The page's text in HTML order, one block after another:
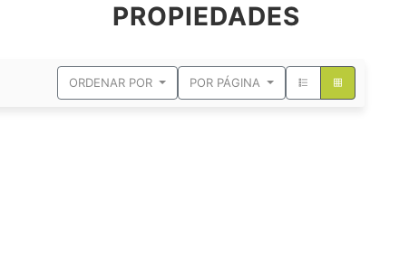
PROPIEDADES
ORDENAR POR POR PÁGINA